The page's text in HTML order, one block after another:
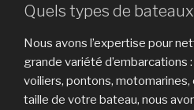
Quels types de
Nous avons l’expertise pour
grande variété d’embarcations
voiliers, pontons, motomarines,
taille de votre bateau, nous